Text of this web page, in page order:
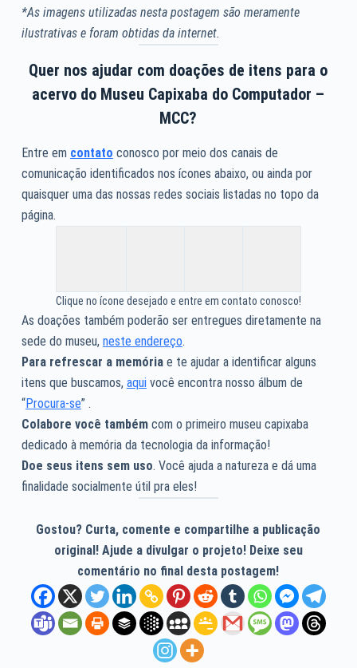
*As imagens utilizadas nesta postagem são meramente
ilustrativas e foram obtidas da internet.
Quer nos ajudar com doações de itens para o
acervo do Museu Capixaba do Computador –
MCC?
Entre em contato conosco por meio dos canais de
comunicação identificados nos ícones abaixo, ou ainda por
quaisquer uma das nossas redes sociais listadas no topo da
página.
Clique no ícone desejado e entre em contato conosco!
As doações também poderão ser entregues diretamente na
sede do museu, neste endereço.
Para refrescar a memóriae te ajudar a identificar alguns
itens que buscamos, aquivocê encontra nosso álbum de
“Procura-se” .
Colabore você tambémcom o primeiro museu capixaba
dedicado à memória da tecnologia da informação!
Doe seus itens sem uso. Você ajuda a natureza e dá uma
finalidade socialmente útil pra eles!
Gostou? Curta, comente e compartilhe a publicação
original! Ajude a divulgar o projeto! Deixe seu
comentário no final desta postagem!